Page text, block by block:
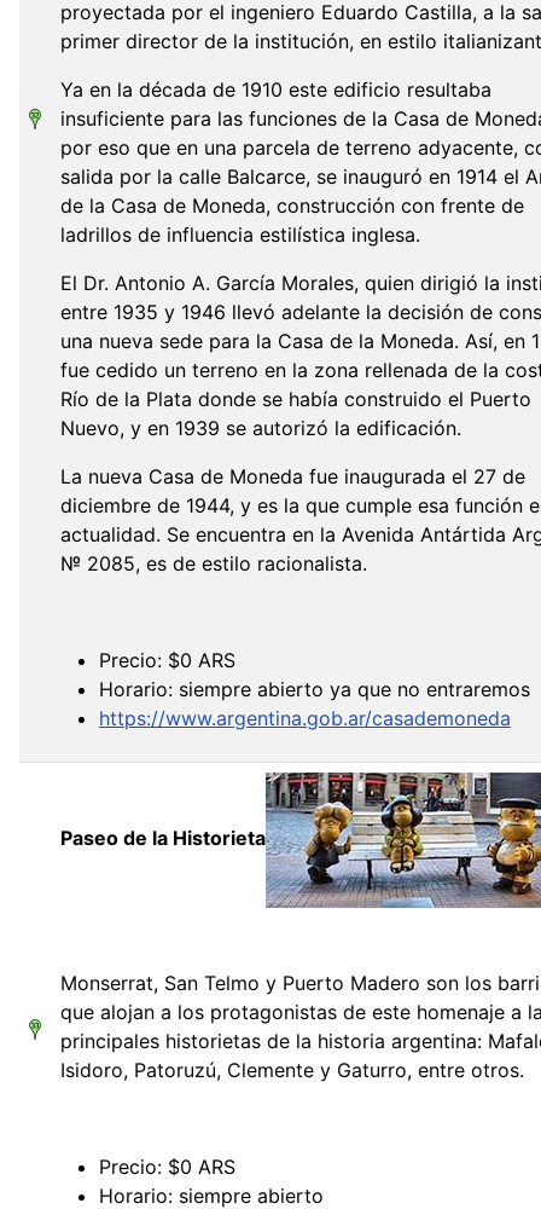
proyectada por el ingeniero Eduardo Castilla, a la
primer director de la institución, en estilo
Ya en la década de 1910 este edificio resultaba
insuficiente para las funciones de la Casa de
por eso que en una parcela de terreno adyacente,
salida por la calle Balcarce, se inauguró en 1914 el
de la Casa de Moneda, construcción con frente de
ladrillos de influencia estilística inglesa.
El Dr. Antonio A. García Morales, quien dirigió la
entre 1935 y 1946 llevó adelante la decisión de
una nueva sede para la Casa de la Moneda. Así, en
fue cedido un terreno en la zona rellenada de la
Río de la Plata donde se había construido el Puerto
Nuevo, y en 1939 se autorizó la edificación.
La nueva Casa de Moneda fue inaugurada el 27 de
diciembre de 1944, y es la que cumple esa función
actualidad. Se encuentra en la Avenida Antártida
№ 2085, es de estilo racionalista.
Precio: $0 ARS
Horario: siempre abierto ya que no entraremos
https://www.argentina.gob.ar/casademoneda
Paseo de la Historieta
Monserrat, San Telmo y Puerto Madero son los
que alojan a los protagonistas de este homenaje a
principales historietas de la historia argentina:
Isidoro, Patoruzú, Clemente y Gaturro, entre otros.
Precio: $0 ARS
Horario: siempre abierto